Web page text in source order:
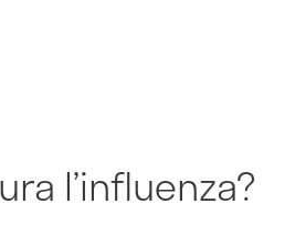
l’influenza?